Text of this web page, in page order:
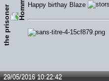
the prisoner Happy birthay Blaze
29/05/2016 10:22:42